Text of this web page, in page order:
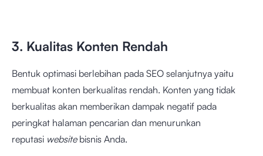
3. Kualitas Konten Rendah
Bentuk optimasi berlebihan pada SEO selanjutnya yaitu
membuat konten berkualitas rendah. Konten yang tidak
berkualitas akan memberikan dampak negatif pada
peringkat halaman pencarian dan menurunkan
reputasi websitebisnis Anda.